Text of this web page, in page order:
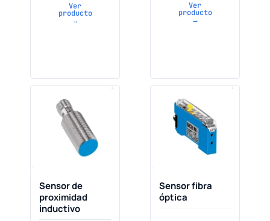
Ver
producto
→
Ver
producto
→
Sensor de
proximidad
inductivo
Sensor fibra
óptica